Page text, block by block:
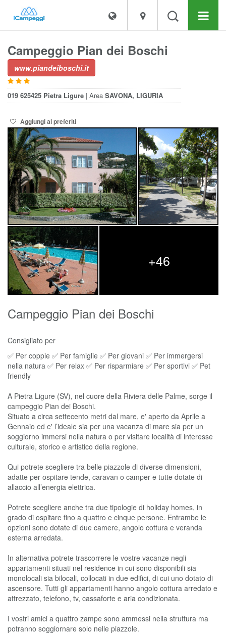
Campeggio Pian dei Boschi
www.piandeiboschi.it
019 625425 Pietra Ligure | Area SAVONA, LIGURIA
Aggiungi ai preferiti
+46
Campeggio Pian dei Boschi
Consigliato per
✅ Per coppie ✅ Per famiglie ✅ Per giovani ✅ Per immergersi
nella natura ✅ Per relax ✅ Per risparmiare ✅ Per sportivi ✅ Pet
friendly
A Pietra Ligure (SV), nel cuore della Riviera delle Palme, sorge il
campeggio Pian dei Boschi.
Situato a circa settecento metri dal mare, e' aperto da Aprile a
Gennaio ed e' l’ideale sia per una vacanza di mare sia per un
soggiorno immersi nella natura o per visitare località di interesse
culturale, storico e artistico della regione.
Qui potrete scegliere tra belle piazzole di diverse dimensioni,
adatte per ospitare tende, caravan o camper e tutte dotate di
allaccio all’energia elettrica.
Potrete scegliere anche tra due tipologie di holiday homes, in
grado di ospitare fino a quattro e cinque persone. Entrambe le
opzioni sono dotate di due camere, angolo cottura e veranda
esterna arredata.
In alternativa potrete trascorrere le vostre vacanze negli
appartamenti situati nel residence in cui sono disponibili sia
monolocali sia bilocali, collocati in due edifici, di cui uno dotato di
ascensore. Tutti gli appartamenti hanno angolo cottura arredato e
attrezzato, telefono, tv, cassaforte e aria condizionata.
I vostri amici a quattro zampe sono ammessi nella struttura ma
potranno soggiornare solo nelle piazzole.